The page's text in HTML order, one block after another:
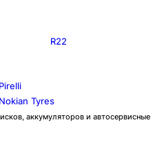
R22
Pirelli
Nokian Tyres
аккумуляторов и автосервисные